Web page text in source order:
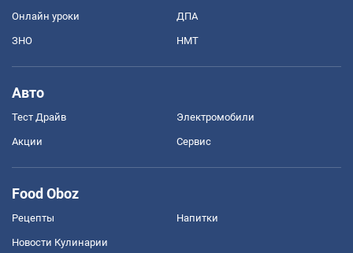
Онлайн уроки ДПА
ЗНО НМТ
Авто
Тест Драйв Электромобили
Акции Сервис
Food Oboz
Рецепты Напитки
Новости Кулинарии